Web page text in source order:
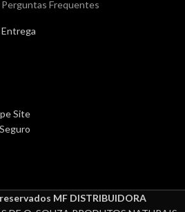
Perguntas Frequentes
MF DISTRIBUIDORA